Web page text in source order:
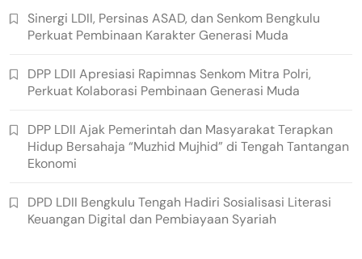
Sinergi LDII, Persinas ASAD, dan Senkom Bengkulu
Perkuat Pembinaan Karakter Generasi Muda
DPP LDII Apresiasi Rapimnas Senkom Mitra Polri,
Perkuat Kolaborasi Pembinaan Generasi Muda
DPP LDII Ajak Pemerintah dan Masyarakat Terapkan
Hidup Bersahaja “Muzhid Mujhid” di Tengah Tantangan
Ekonomi
DPD LDII Bengkulu Tengah Hadiri Sosialisasi Literasi
Keuangan Digital dan Pembiayaan Syariah